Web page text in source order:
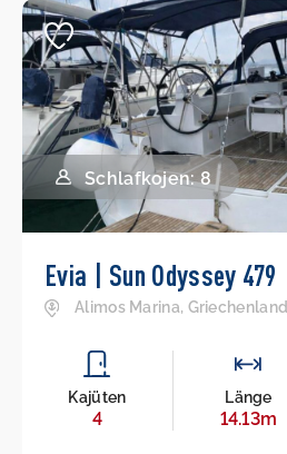
Schlafkojen: 8
Evia | Sun Odyssey 479
Alimos Marina, Griechenland
Kajüten
4
Länge
14.13m